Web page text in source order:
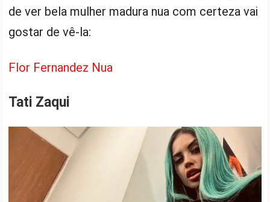
de ver bela mulher madura nua com certeza vai
gostar de vê-la:
Flor Fernandez Nua
Tati Zaqui